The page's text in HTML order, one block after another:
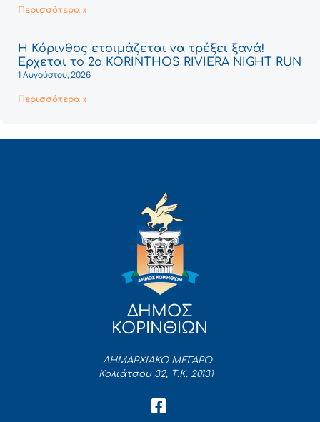
Περισσότερα »
Η Κόρινθος ετοιμάζεται να τρέξει ξανά!
Έρχεται το 2ο KORINTHOS RIVIERA NIGHT RUN
1 Αυγούστου, 2026
Περισσότερα »
ΔΗΜΟΣ
ΚΟΡΙΝΘΙΩΝ
ΔΗΜΑΡΧΙΑΚΟ ΜΕΓΑΡΟ
Κολιάτσου 32, Τ.Κ. 20131